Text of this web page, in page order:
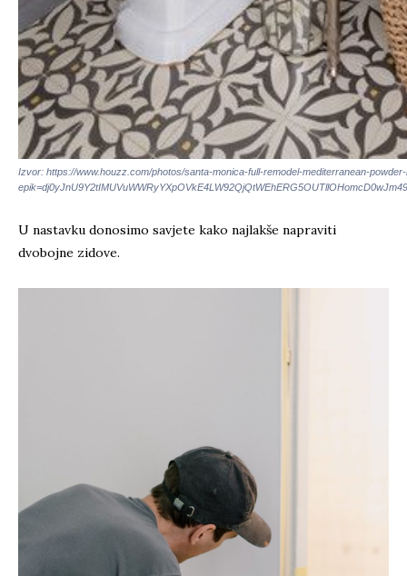
Izvor: https://www.houzz.com/photos/santa-monica-full-remodel-mediterranean-
U nastavku donosimo savjete kako najlakše napraviti
dvobojne zidove.